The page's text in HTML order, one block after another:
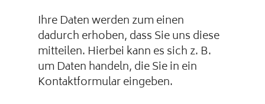
Ihre Daten werden zum einen
dadurch erhoben, dass Sie uns diese
mitteilen. Hierbei kann es sich z. B.
um Daten handeln, die Sie in ein
Kontaktformular eingeben.